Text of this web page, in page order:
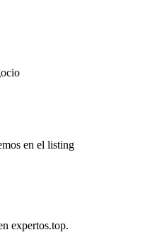
en el listing
expertos.top.